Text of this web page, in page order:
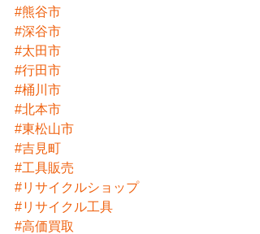
#熊谷市
#深谷市
#太田市
#行田市
#桶川市
#北本市
#東松山市
#吉見町
#工具販売
#リサイクルショップ
#リサイクル工具
#高価買取